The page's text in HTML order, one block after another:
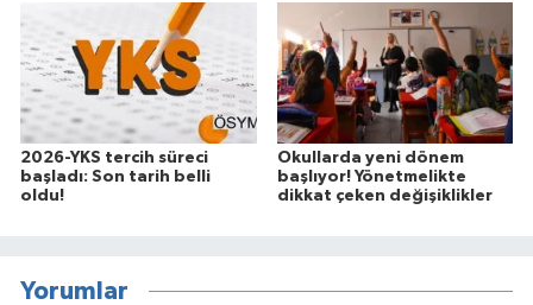
2026-YKS tercih süreci
başladı: Son tarih belli
oldu!
Okullarda yeni dönem
başlıyor! Yönetmelikte
dikkat çeken değişiklikler
Yorumlar